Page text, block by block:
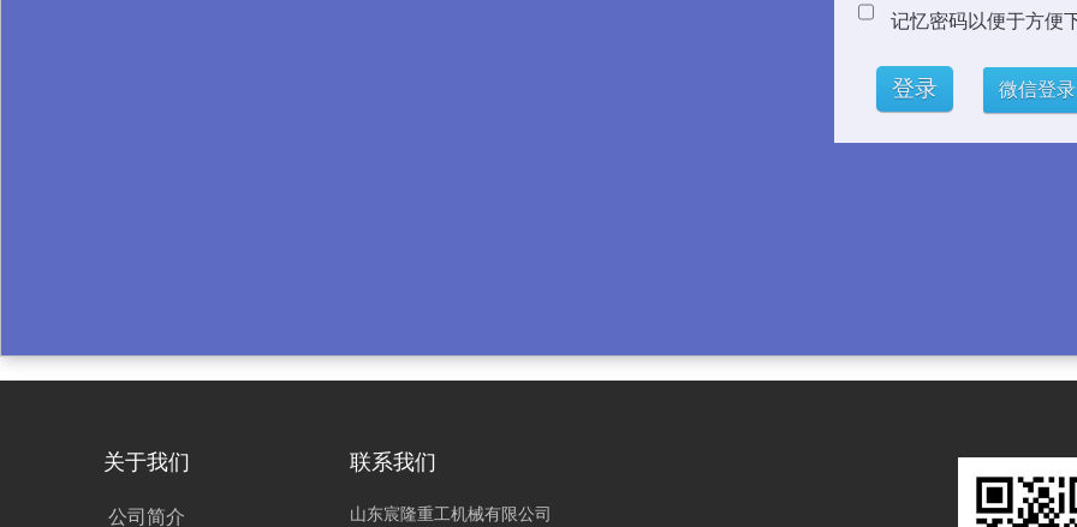
记忆密码以便于方便
微信登录
关于我们
公司简介
联系我们
山东宸隆重工机械有限公司